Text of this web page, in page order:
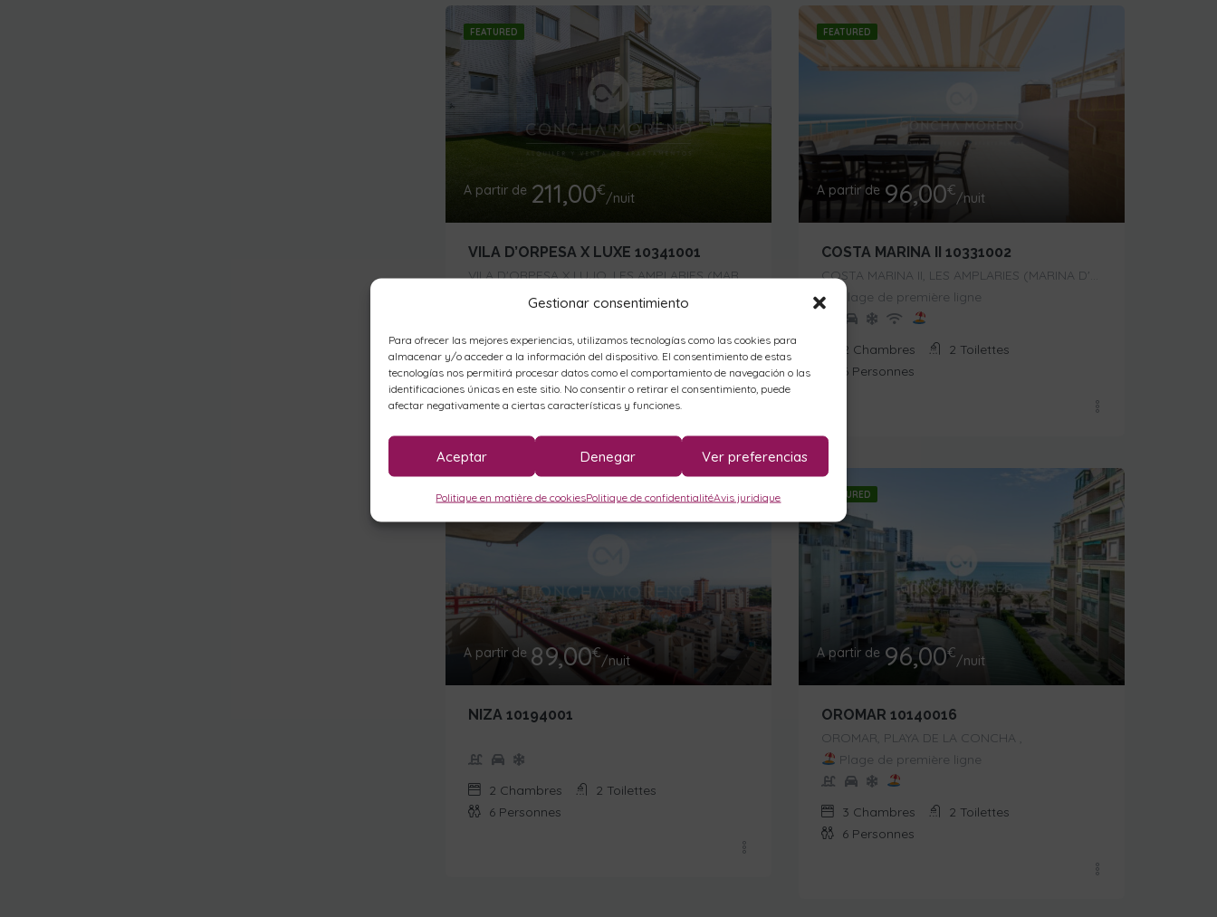
Gestionar consentimiento
Para ofrecer las mejores experiencias, utilizamos tecnologías como las cookies para
almacenar y/o acceder a la información del dispositivo. El consentimiento de estas
tecnologías nos permitirá procesar datos como el comportamiento de navegación o las
identificaciones únicas en este sitio. No consentir o retirar el consentimiento, puede
afectar negativamente a ciertas características y funciones.
Aceptar Denegar Ver preferencias
Politique en matière de cookiesPolitique de confidentialitéAvis juridique
FEATURED
A partir de 211,00€/nuit
VILA D’ORPESA X LUXE 10341001
VILA D'ORPESA X LUJO, LES AMPLARIES (MARINA D'OR),
Plage de première ligne
4 Chambres 2 Toilettes
8 Personnes
FEATURED
A partir de 96,00€/nuit
COSTA MARINA II 10331002
Plage de première ligne
2 Chambres 2 Toilettes
6 Personnes
FEATURED
A partir de 89,00€/nuit
NIZA 10194001
2 Chambres 2 Toilettes
6 Personnes
FEATURED
A partir de 96,00€/nuit
OROMAR 10140016
OROMAR, PLAYA DE LA CONCHA ,
Plage de première ligne
3 Chambres 2 Toilettes
6 Personnes